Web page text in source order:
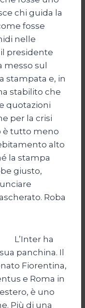
chi guida la
fosse
nelle
presidente
messo sul
stampata e, in
stabilito che
quotazioni
per la crisi
è tutto meno
alto
la stampa
giusto,
Roba
L’Inter ha
panchina. Il
Fiorentina,
e Roma in
è uno
Più di una